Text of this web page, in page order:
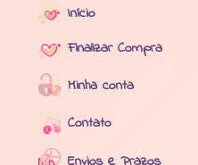
Início
Finalizar Compra
Minha conta
Contato